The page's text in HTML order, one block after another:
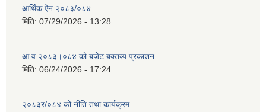
आर्थिक ऐन २०८३/०८४
मिति: 07/29/2026 - 13:28
आ.व २०८३।०८४ को बजेट बक्तव्य प्रकाशन
मिति: 06/24/2026 - 17:24
२०८३र/०८४ को नीति तथा कार्यक्रम